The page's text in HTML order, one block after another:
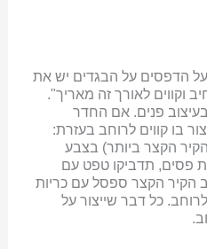
הדפסים על הבגדים יש את
וקווים לאורך זה מאריך".
פנים. אם החדר
בו קווים לרוחב בעזרת:
הקצר ביותר) בצבע
פסים, תדביקו טפט עם
הקיר הקצר ספסל עם כריות
כל דבר שייצור על